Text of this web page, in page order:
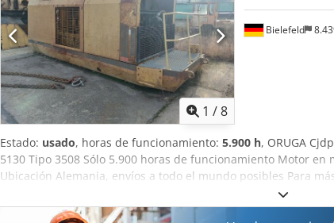
1 /8
Bielefeld
Estado: usado, horas de funcionamiento: 5.900 h, ORUGA
5130 Tipo 3508 Sólo 5.900 horas de funcionamiento Motor
Ubicación Alemania, envíos a todo el mundo posibles Para